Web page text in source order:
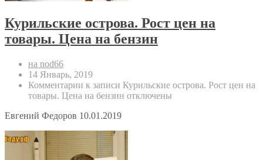
Курильские острова. Рост цен на
товары. Цена на бензин
на nod66
14 Январь, 2019
Комментарии к записи Курильские острова. Рост цен на
товары. Цена на бензин отключены
Евгений Федоров 10.01.2019